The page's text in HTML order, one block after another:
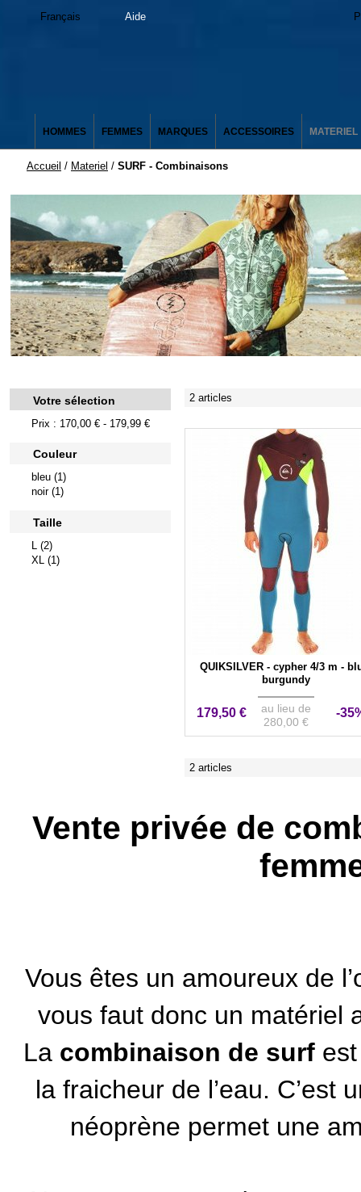
Français Aide
HOMMES FEMMES MARQUES ACCESSOIRES MATERIEL
Accueil / Materiel / SURF - Combinaisons
Votre sélection
Prix : 170,00 € - 179,99 €
Couleur
bleu (1)
noir (1)
Taille
L (2)
XL (1)
2 articles
QUIKSILVER - cypher 4/3 m -
burgundy
179,50 €
au lieu de
280,00 €
-
2 articles
Vente privée de
Vous êtes un amoureux de
vous faut donc un matériel
La combinaison de surf
la fraicheur de l’eau. C’est
néoprène permet une